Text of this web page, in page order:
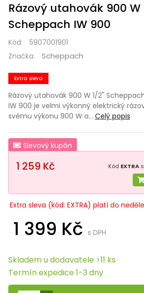
Rázový utahovák 900 W
Scheppach IW 900
Kód:
5907001901
Značka:
Scheppach
Extra sleva
Rázový utahovák 900 W 1/2"
IW 900 je velmi výkonný elektrický
svému výkonu 900 W a… Celý popis
Slevový kupón
1 259 Kč Kód EXTRA
Extra sleva (kód: EXTRA) platí do
1 399 Kč s DPH
Skladem u dodavatele >11 ks
Termín expedice 1-3 dny